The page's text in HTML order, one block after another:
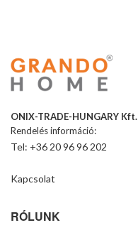
ONIX-TRADE-HUNGARY Kft.
Rendelés információ:
Tel: +36 20 96 96 202
Kapcsolat
RÓLUNK